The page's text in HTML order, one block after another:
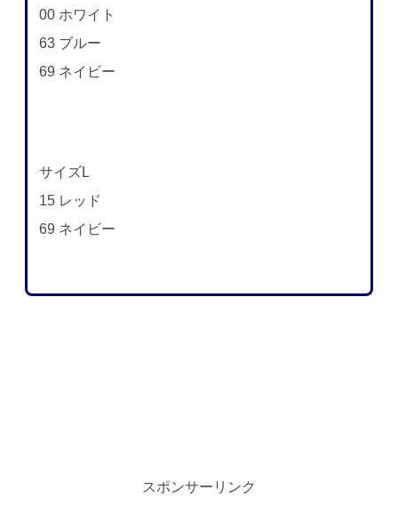
00 ホワイト
63 ブルー
69 ネイビー
サイズL
15 レッド
69 ネイビー
スポンサーリンク